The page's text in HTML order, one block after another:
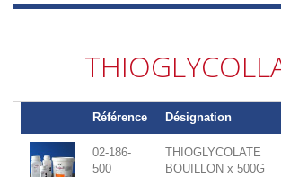
Référence Désignation
02-186-
500
THIOGLYCOLATE
BOUILLON x 500G